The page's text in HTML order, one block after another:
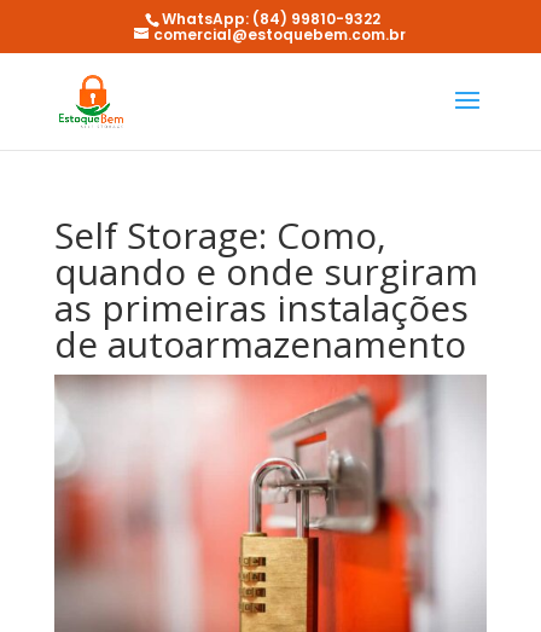
WhatsApp: (84) 99810-9322
comercial@estoquebem.com.br
Self Storage: Como,
quando e onde surgiram
as primeiras instalações
de autoarmazenamento